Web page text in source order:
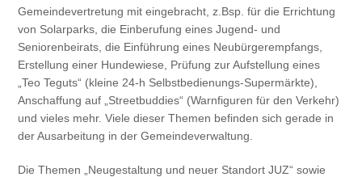
Gemeindevertretung mit eingebracht, z.Bsp. für die Errichtung
von Solarparks, die Einberufung eines Jugend- und
Seniorenbeirats, die Einführung eines Neubürgerempfangs,
Erstellung einer Hundewiese, Prüfung zur Aufstellung eines
„Teo Teguts“ (kleine 24-h Selbstbedienungs-Supermärkte),
Anschaffung auf „Streetbuddies“ (Warnfiguren für den Verkehr)
und vieles mehr. Viele dieser Themen befinden sich gerade in
der Ausarbeitung in der Gemeindeverwaltung.
Die Themen „Neugestaltung und neuer Standort JUZ“ sowie